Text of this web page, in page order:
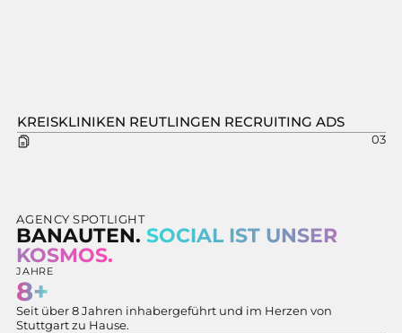
KREISKLINIKEN REUTLINGEN RECRUITING ADS
03
AGENCY SPOTLIGHT
BANAUTEN.SOCIAL IST UNSER
KOSMOS.
JAHRE
8+
Seit über 8 Jahren inhabergeführt und im Herzen von
Stuttgart zu Hause.